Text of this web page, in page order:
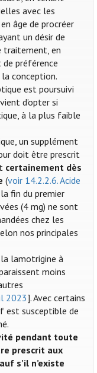
avec les
âge de procréer
un désir de
traitement, en
préférence
conception.
est poursuivi
d’opter si
à la plus faible
un supplément
doit être prescrit
certainement dès
(voir 14.2.2.6. Acide
la fin du premier
(4 mg) ne sont
chez les
nos principales
la lamotrigine à
moins
2023]. Avec certains
est susceptible de
pendant toute
prescrit aux
s’il n’existe